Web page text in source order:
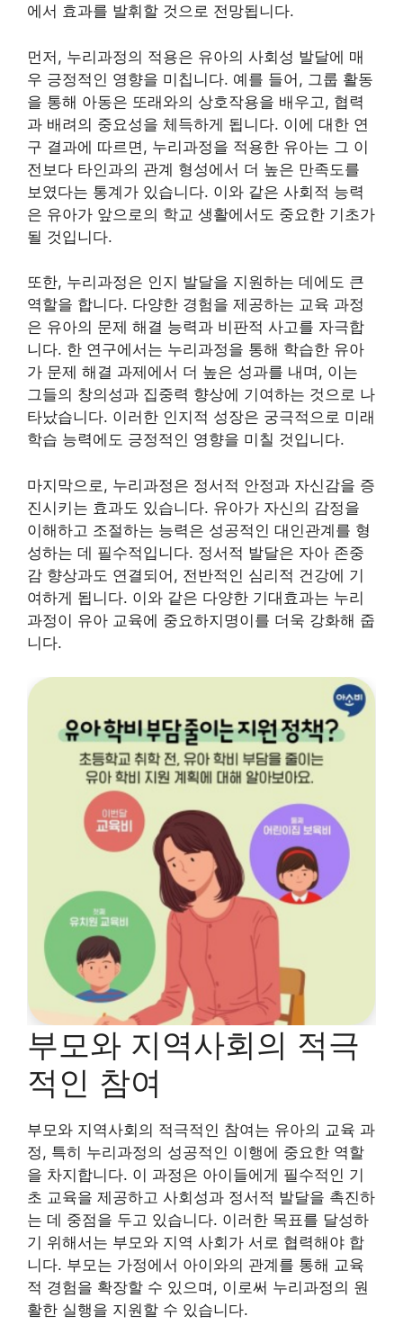
에서 효과를 발휘할 것으로 전망됩니다.
먼저, 누리과정의 적용은 유아의 사회성 발달에 매
우 긍정적인 영향을 미칩니다. 예를 들어, 그룹 활동
을 통해 아동은 또래와의 상호작용을 배우고, 협력
과 배려의 중요성을 체득하게 됩니다. 이에 대한 연
구 결과에 따르면, 누리과정을 적용한 유아는 그 이
전보다 타인과의 관계 형성에서 더 높은 만족도를
보였다는 통계가 있습니다. 이와 같은 사회적 능력
은 유아가 앞으로의 학교 생활에서도 중요한 기초가
될 것입니다.
또한, 누리과정은 인지 발달을 지원하는 데에도 큰
역할을 합니다. 다양한 경험을 제공하는 교육 과정
은 유아의 문제 해결 능력과 비판적 사고를 자극합
니다. 한 연구에서는 누리과정을 통해 학습한 유아
가 문제 해결 과제에서 더 높은 성과를 내며, 이는
그들의 창의성과 집중력 향상에 기여하는 것으로 나
타났습니다. 이러한 인지적 성장은 궁극적으로 미래
학습 능력에도 긍정적인 영향을 미칠 것입니다.
마지막으로, 누리과정은 정서적 안정과 자신감을 증
진시키는 효과도 있습니다. 유아가 자신의 감정을
이해하고 조절하는 능력은 성공적인 대인관계를 형
성하는 데 필수적입니다. 정서적 발달은 자아 존중
감 향상과도 연결되어, 전반적인 심리적 건강에 기
여하게 됩니다. 이와 같은 다양한 기대효과는 누리
과정이 유아 교육에 중요하지명이를 더욱 강화해 줍
니다.
부모와 지역사회의 적극
적인 참여
부모와 지역사회의 적극적인 참여는 유아의 교육 과
정, 특히 누리과정의 성공적인 이행에 중요한 역할
을 차지합니다. 이 과정은 아이들에게 필수적인 기
초 교육을 제공하고 사회성과 정서적 발달을 촉진하
는 데 중점을 두고 있습니다. 이러한 목표를 달성하
기 위해서는 부모와 지역 사회가 서로 협력해야 합
니다. 부모는 가정에서 아이와의 관계를 통해 교육
적 경험을 확장할 수 있으며, 이로써 누리과정의 원
활한 실행을 지원할 수 있습니다.